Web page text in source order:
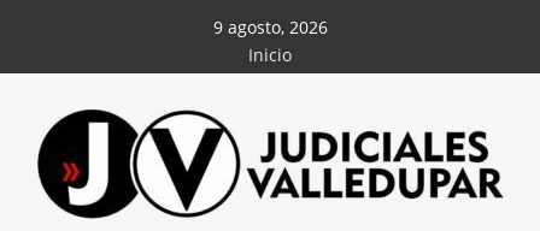
contenido
9 agosto, 2026
Inicio